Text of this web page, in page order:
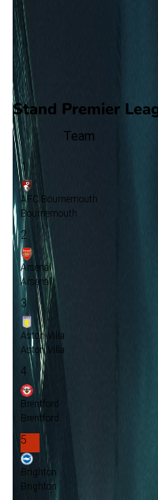
0 gewonnen
0 verloren
vorm
Stand Premier
Team
1
AFC Bournemouth
Bournemouth
2
Arsenal
Arsenal
3
Aston Villa
Aston Villa
4
Brentford
Brentford
5
Brighton
Brighton